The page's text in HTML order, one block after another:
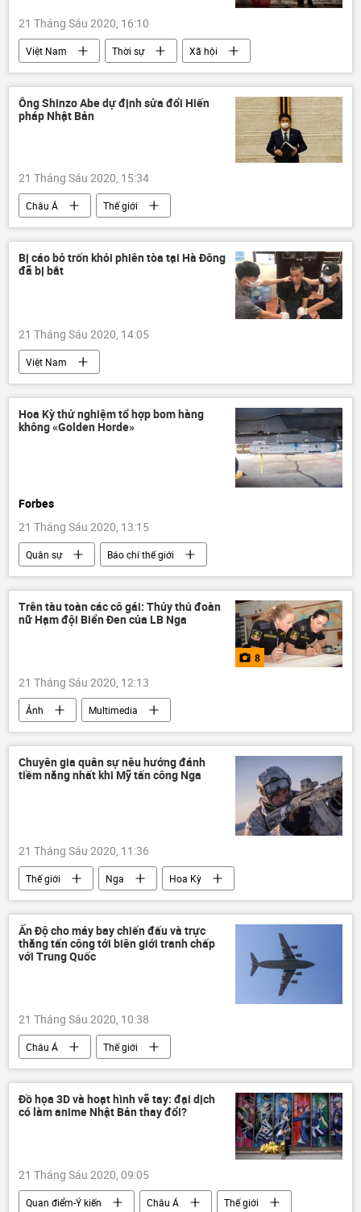
21 Tháng Sáu 2020, 16:10
Việt Nam Thời sự Xã hội
Ông Shinzo Abe dự định sửa đổi Hiến
pháp Nhật Bản
21 Tháng Sáu 2020, 15:34
Châu Á Thế giới
Bị cáo bỏ trốn khỏi phiên tòa tại Hà Đông
đã bị bắt
21 Tháng Sáu 2020, 14:05
Việt Nam
Hoa Kỳ thử nghiệm tổ hợp bom hàng
không «Golden Horde»
Forbes
21 Tháng Sáu 2020, 13:15
Quân sự Báo chí thế giới
Trên tàu toàn các cô gái: Thủy thủ đoàn
nữ Hạm đội Biển Đen của LB Nga
8
21 Tháng Sáu 2020, 12:13
Ảnh Multimedia
Chuyên gia quân sự nêu hướng đánh
tiềm năng nhất khi Mỹ tấn công Nga
21 Tháng Sáu 2020, 11:36
Thế giới Nga Hoa Kỳ
Ấn Độ cho máy bay chiến đấu và trực
thăng tấn công tới biên giới tranh chấp
với Trung Quốc
21 Tháng Sáu 2020, 10:38
Châu Á Thế giới
Đồ họa 3D và hoạt hình vẽ tay: đại dịch
có làm anime Nhật Bản thay đổi?
21 Tháng Sáu 2020, 09:05
Quan điểm-Ý kiến Châu Á
Thế giới